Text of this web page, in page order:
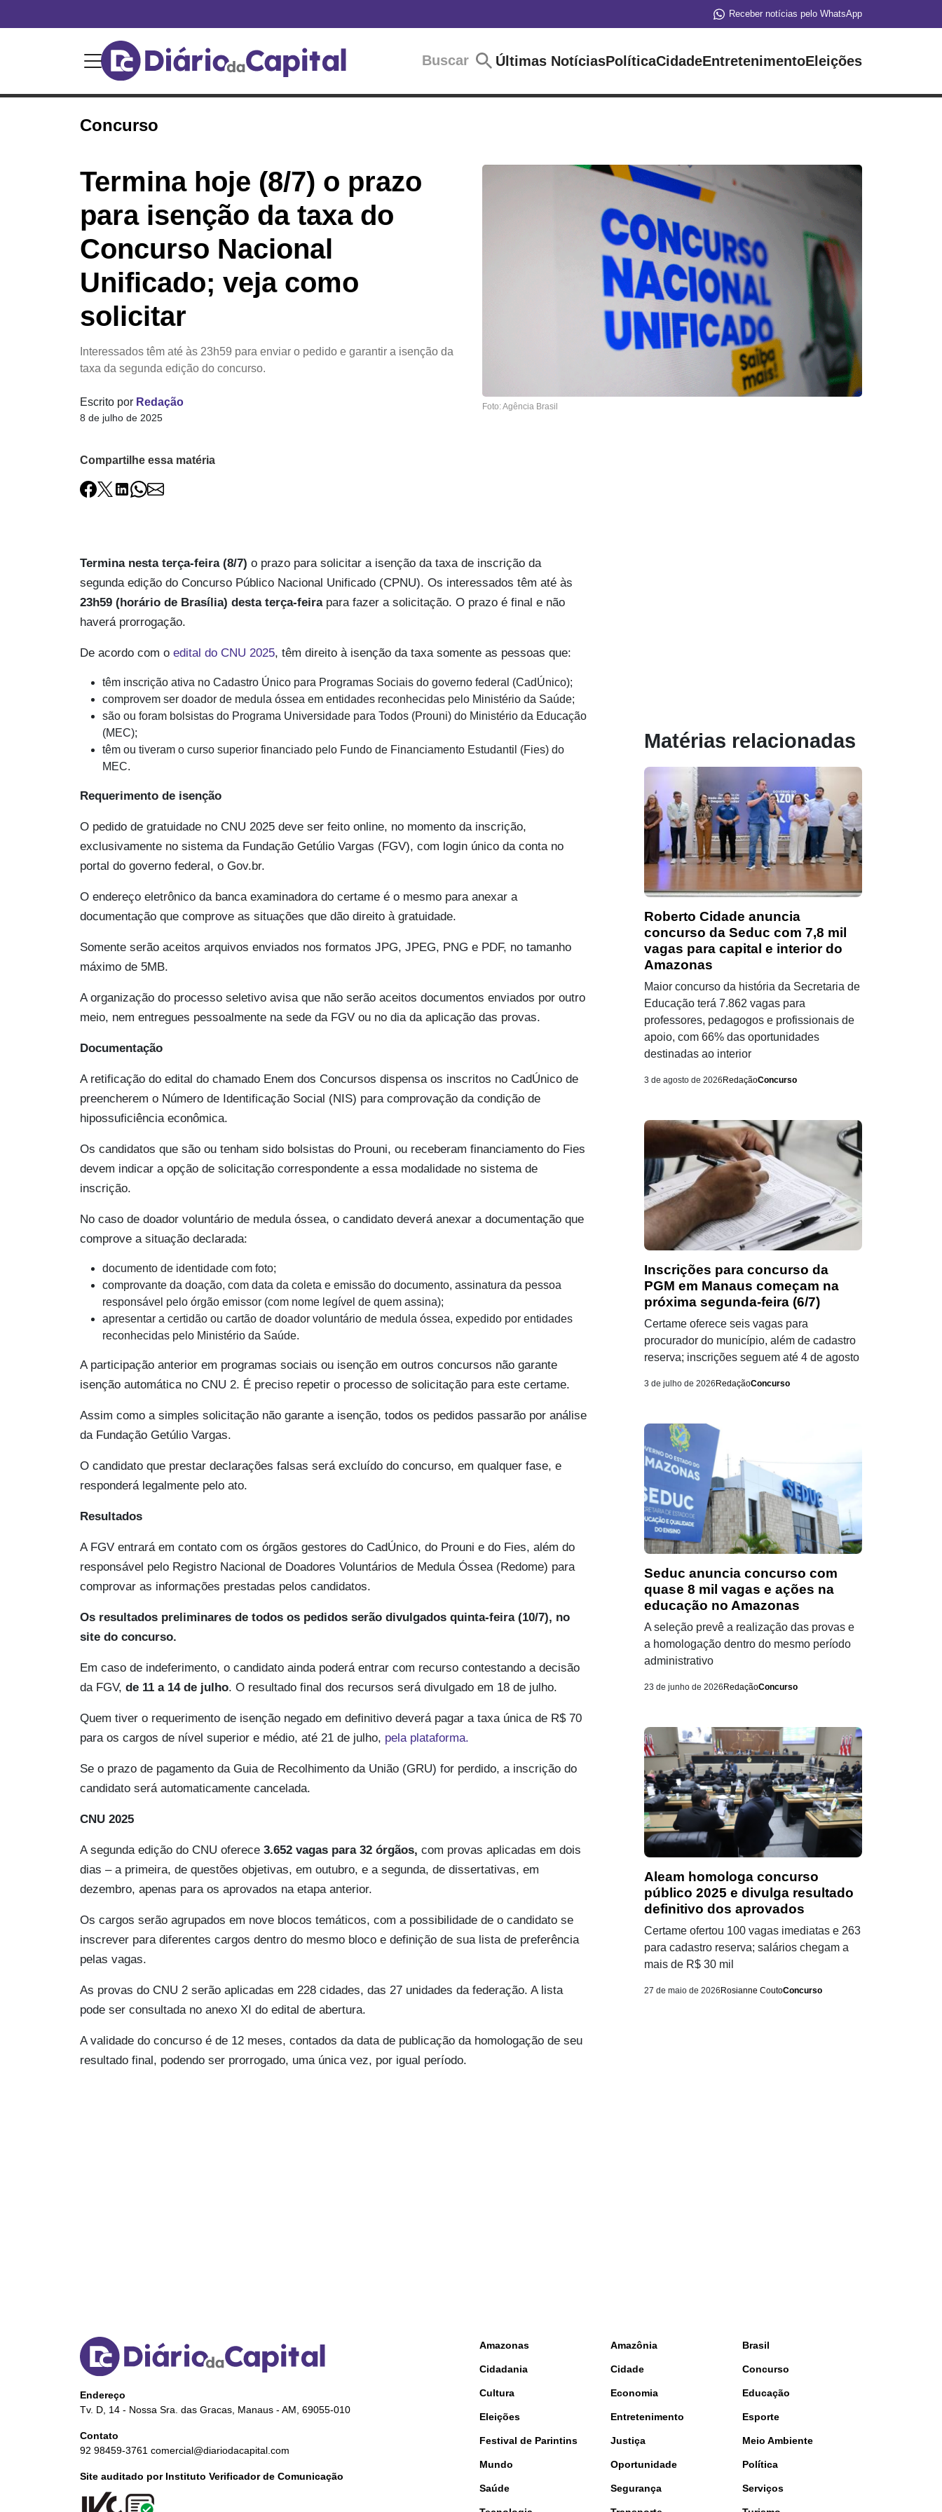
Receber notícias pelo WhatsApp
Buscar Últimas NotíciasPolíticaCidadeEntretenimentoEleições
Concurso
Termina hoje (8/7) o prazo
para isenção da taxa do
Concurso Nacional
Unificado; veja como
solicitar
Interessados têm até às 23h59 para enviar o pedido e garantir a isenção da
taxa da segunda edição do concurso.
Escrito por Redação
8 de julho de 2025
Compartilhe essa matéria
Foto: Agência Brasil
Termina nesta terça-feira (8/7) o prazo para solicitar a isenção da taxa de inscrição da
segunda edição do Concurso Público Nacional Unificado (CPNU). Os interessados têm até às
23h59 (horário de Brasília) desta terça-feirapara fazer a solicitação. O prazo é final e não
haverá prorrogação.
De acordo com o edital do CNU 2025, têm direito à isenção da taxa somente as pessoas que:
têm inscrição ativa no Cadastro Único para Programas Sociais do governo federal (CadÚnico);
comprovem ser doador de medula óssea em entidades reconhecidas pelo Ministério da Saúde;
são ou foram bolsistas do Programa Universidade para Todos (Prouni) do Ministério da Educação
(MEC);
têm ou tiveram o curso superior financiado pelo Fundo de Financiamento Estudantil (Fies) do
MEC.
Requerimento de isenção
O pedido de gratuidade no CNU 2025 deve ser feito online, no momento da inscrição,
exclusivamente no sistema da Fundação Getúlio Vargas (FGV), com login único da conta no
portal do governo federal, o Gov.br.
O endereço eletrônico da banca examinadora do certame é o mesmo para anexar a
documentação que comprove as situações que dão direito à gratuidade.
Somente serão aceitos arquivos enviados nos formatos JPG, JPEG, PNG e PDF, no tamanho
máximo de 5MB.
A organização do processo seletivo avisa que não serão aceitos documentos enviados por outro
meio, nem entregues pessoalmente na sede da FGV ou no dia da aplicação das provas.
Documentação
A retificação do edital do chamado Enem dos Concursos dispensa os inscritos no CadÚnico de
preencherem o Número de Identificação Social (NIS) para comprovação da condição de
hipossuficiência econômica.
​Os candidatos que são ou tenham sido bolsistas do Prouni, ou receberam financiamento do Fies
devem indicar a opção de solicitação correspondente a essa modalidade no sistema de
inscrição.
No caso de doador voluntário de medula óssea, o candidato deverá anexar a documentação que
comprove a situação declarada:
documento de identidade com foto;
comprovante da doação, com data da coleta e emissão do documento, assinatura da pessoa
responsável pelo órgão emissor (com nome legível de quem assina);
apresentar a certidão ou cartão de doador voluntário de medula óssea, expedido por entidades
reconhecidas pelo Ministério da Saúde.
A participação anterior em programas sociais ou isenção em outros concursos não garante
isenção automática no CNU 2. É preciso repetir o processo de solicitação para este certame.
Assim como a simples solicitação não garante a isenção, todos os pedidos passarão por análise
da Fundação Getúlio Vargas.
O candidato que prestar declarações falsas será excluído do concurso, em qualquer fase, e
responderá legalmente pelo ato.
Resultados
A FGV entrará em contato com os órgãos gestores do CadÚnico, do Prouni e do Fies, além do
responsável pelo Registro Nacional de Doadores Voluntários de Medula Óssea (Redome) para
comprovar as informações prestadas pelos candidatos.
Os resultados preliminares de todos os pedidos serão divulgados quinta-feira (10/7), no
site do concurso.
Em caso de indeferimento, o candidato ainda poderá entrar com recurso contestando a decisão
da FGV, de 11 a 14 de julho. O resultado final dos recursos será divulgado em 18 de julho.
Quem tiver o requerimento de isenção negado em definitivo deverá pagar a taxa única de R$ 70
para os cargos de nível superior e médio, até 21 de julho, pela plataforma.
Se o prazo de pagamento da Guia de Recolhimento da União (GRU) for perdido, a inscrição do
candidato será automaticamente cancelada.
CNU 2025
A segunda edição do CNU oferece 3.652 vagas para 32 órgãos, com provas aplicadas em dois
dias – a primeira, de questões objetivas, em outubro, e a segunda, de dissertativas, em
dezembro, apenas para os aprovados na etapa anterior.
Os cargos serão agrupados em nove blocos temáticos, com a possibilidade de o candidato se
inscrever para diferentes cargos dentro do mesmo bloco e definição de sua lista de preferência
pelas vagas​.
As provas do CNU 2 serão aplicadas em 228 cidades, das 27 unidades da federação. A lista
pode ser consultada no anexo XI do edital de abertura.
A validade do concurso é de 12 meses, contados da data de publicação da homologação de seu
resultado final, podendo ser prorrogado, uma única vez, por igual período.
Matérias relacionadas
Roberto Cidade anuncia
concurso da Seduc com 7,8 mil
vagas para capital e interior do
Amazonas
Maior concurso da história da Secretaria de
Educação terá 7.862 vagas para
professores, pedagogos e profissionais de
apoio, com 66% das oportunidades
destinadas ao interior
3 de agosto de 2026 RedaçãoConcurso
Inscrições para concurso da
PGM em Manaus começam na
próxima segunda-feira (6/7)
Certame oferece seis vagas para
procurador do município, além de cadastro
reserva; inscrições seguem até 4 de agosto
3 de julho de 2026 RedaçãoConcurso
Seduc anuncia concurso com
quase 8 mil vagas e ações na
educação no Amazonas
A seleção prevê a realização das provas e
a homologação dentro do mesmo período
administrativo
23 de junho de 2026 RedaçãoConcurso
Aleam homologa concurso
público 2025 e divulga resultado
definitivo dos aprovados
Certame ofertou 100 vagas imediatas e 263
para cadastro reserva; salários chegam a
mais de R$ 30 mil
27 de maio de 2026 Rosianne CoutoConcurso
Endereço
Tv. D, 14 - Nossa Sra. das Gracas, Manaus - AM, 69055-010
Contato
92 98459-3761 comercial@diariodacapital.com
Site auditado por Instituto Verificador de Comunicação
Amazonas Amazônia Brasil
Cidadania Cidade Concurso
Cultura Economia Educação
Eleições Entretenimento Esporte
Festival de Parintins Justiça Meio Ambiente
Mundo Oportunidade Política
Saúde Segurança Serviços